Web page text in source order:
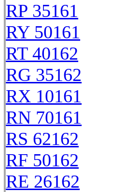
RP 35161
RY 50161
RT 40162
RG 35162
RX 10161
RN 70161
RS 62162
RF 50162
RE 26162